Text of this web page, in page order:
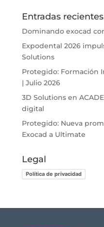
Entradas recientes
Dominando exocad
Expodental 2026
Solutions
Protegido: Formación
| Julio 2026
3D Solutions en
digital
Protegido: Nueva
Exocad a Ultimate
Legal
Política de privacidad